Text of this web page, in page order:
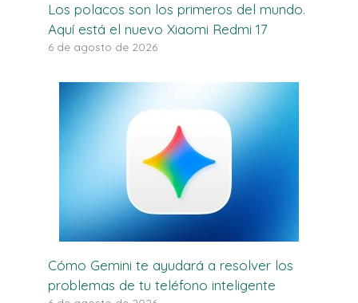
Los polacos son los primeros del mundo.
Aquí está el nuevo Xiaomi Redmi 17
6 de agosto de 2026
Cómo Gemini te ayudará a resolver los
problemas de tu teléfono inteligente